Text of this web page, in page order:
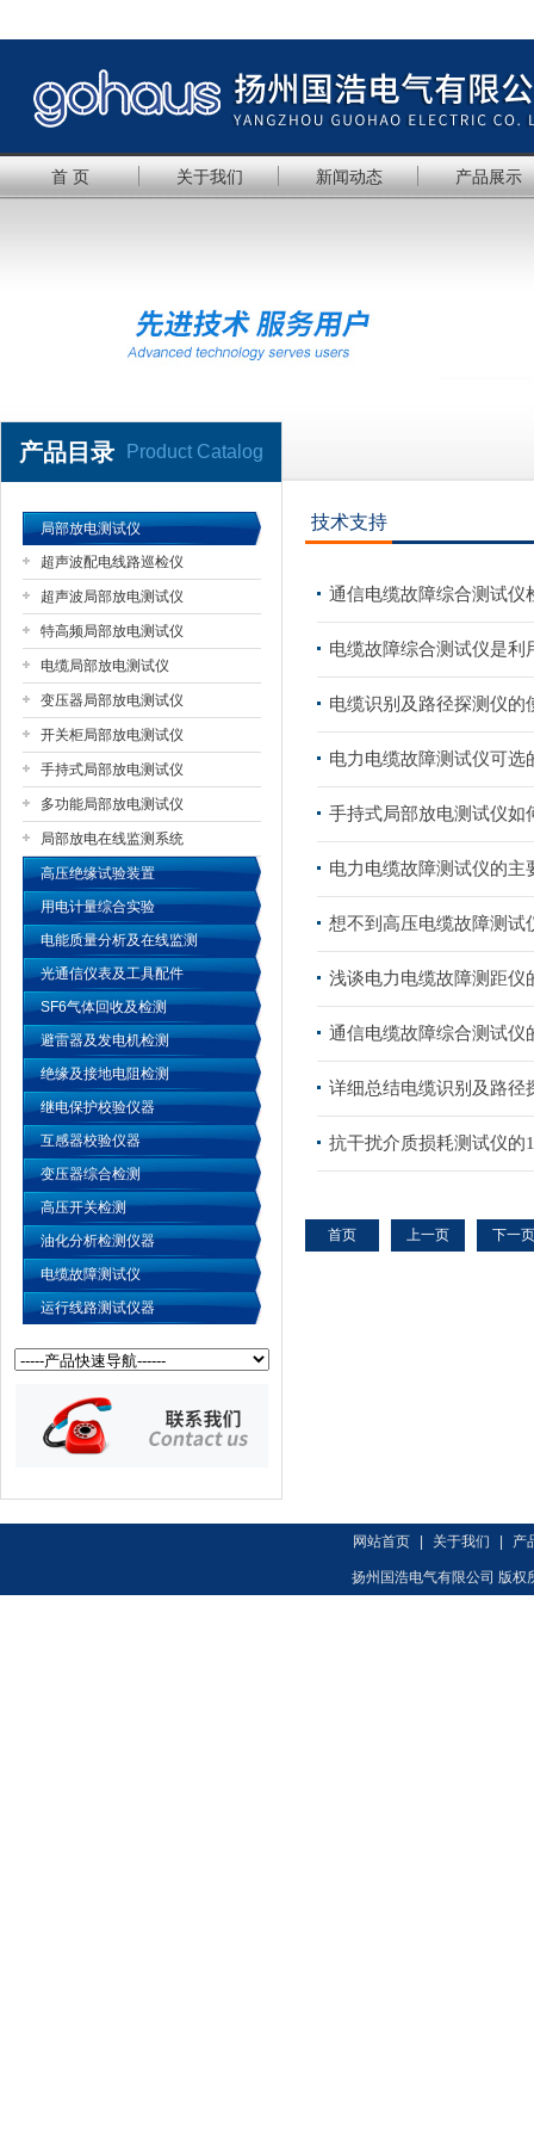
扬州国浩电气有限公司
首 页 关于我们 新闻动态 产品展示
产品目录 Product Catalog
局部放电测试仪
超声波配电线路巡检仪
超声波局部放电测试仪
特高频局部放电测试仪
电缆局部放电测试仪
变压器局部放电测试仪
开关柜局部放电测试仪
手持式局部放电测试仪
多功能局部放电测试仪
局部放电在线监测系统
高压绝缘试验装置
用电计量综合实验
电能质量分析及在线监测
光通信仪表及工具配件
SF6气体回收及检测
避雷器及发电机检测
绝缘及接地电阻检测
继电保护校验仪器
互感器校验仪器
变压器综合检测
高压开关检测
油化分析检测仪器
电缆故障测试仪
运行线路测试仪器
技术支持
通信电缆故障综合测试仪
电缆故障综合测试仪是利
电缆识别及路径探测仪的
电力电缆故障测试仪可选
手持式局部放电测试仪如
电力电缆故障测试仪的主
想不到高压电缆故障测试
浅谈电力电缆故障测距仪
通信电缆故障综合测试仪
详细总结电缆识别及路径
抗干扰介质损耗测试仪的
首页 上一页 下一页
网站首页 关于我们 产
扬州国浩电气有限公司 版权